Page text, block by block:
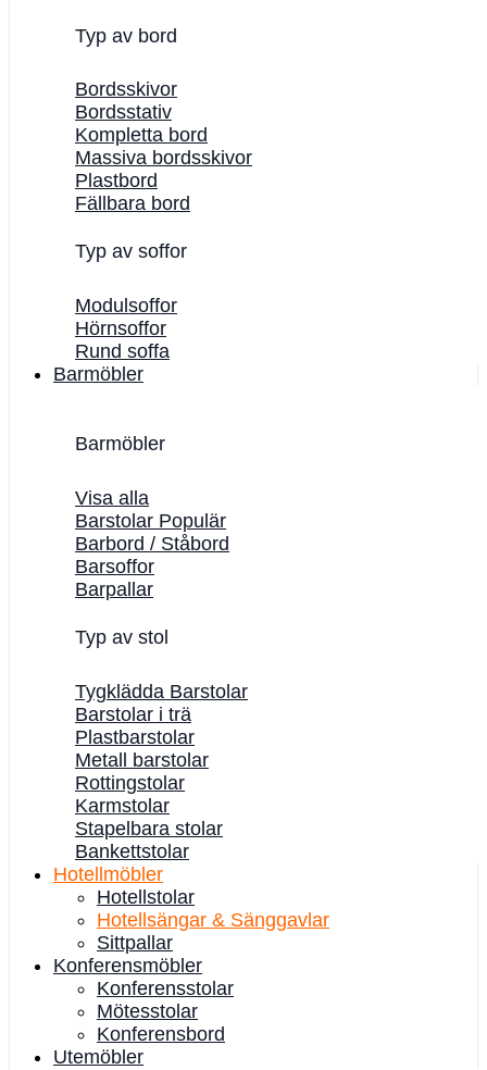
Typ av bord
Bordsskivor
Bordsstativ
Kompletta bord
Massiva bordsskivor
Plastbord
Fällbara bord
Typ av soffor
Modulsoffor
Hörnsoffor
Rund soffa
Barmöbler
Barmöbler
Visa alla
Barstolar
Barbord / Ståbord
Barsoffor
Barpallar
Typ av stol
Tygklädda Barstolar
Barstolar i trä
Plastbarstolar
Metall barstolar
Rottingstolar
Karmstolar
Stapelbara stolar
Bankettstolar
Hotellmöbler
Hotellstolar
Hotellsängar & Sänggavlar
Sittpallar
Konferensmöbler
Konferensstolar
Mötesstolar
Konferensbord
Utemöbler